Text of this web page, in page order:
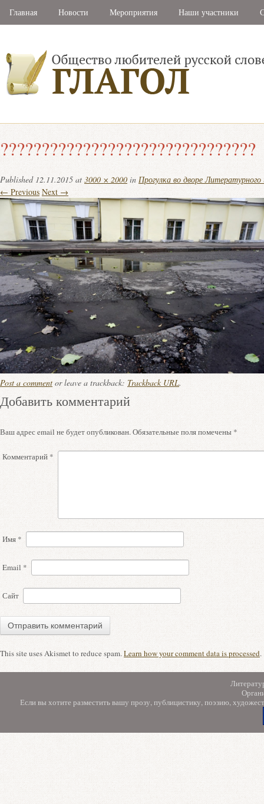
Главная Новости Мероприятия Наши участники
???????????????????????????????
Published 12.11.2015 at 3000 × 2000 in Прогулка во дворе
← Previous Next →
Post a comment or leave a trackback: Trackback URL.
Добавить комментарий
Ваш адрес email не будет опубликован.Обязательные поля помечены *
Комментарий *
Имя *
Email *
Сайт
This site uses Akismet to reduce spam.Learn how your comment data is processed.
Если вы хотите разместить вашу прозу, публицистику, поэзию,